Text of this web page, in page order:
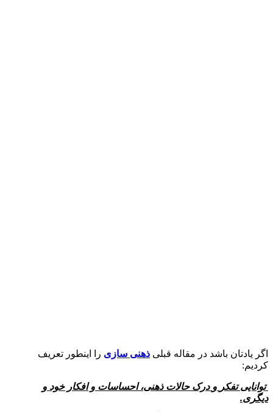
اگر یادتان باشد در مقاله قبلی ذهنی سازی را اینطور تعریف
کردیم:
توانایی تفکر و درک حالات ذهنی، احساسات و افکار خود و
دیگری.